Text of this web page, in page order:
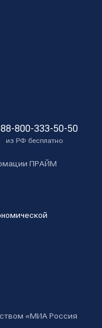
8-800-333-50-50
из РФ бесплатно
ПРАЙМ
«МИА Россия